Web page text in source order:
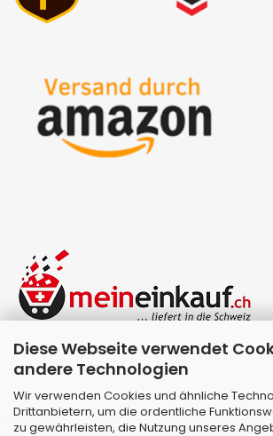
Diese Webseite verwendet
andere Technologien
Wir verwenden Cookies und ähnliche
Drittanbietern, um die ordentliche
zu gewährleisten, die Nutzung unseres
Webshop erstellenmit